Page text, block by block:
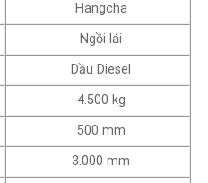
Hangcha
Ngồi lái
Dầu Diesel
4.500 kg
500 mm
3.000 mm